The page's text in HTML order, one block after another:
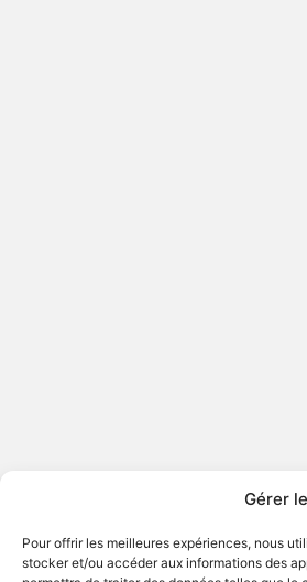
Gérer
Pour offrir les meilleures expériences, nous
stocker et/ou accéder aux informations des